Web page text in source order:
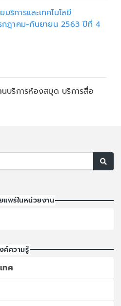
ริการและเทคโนโลยี
กฎาคม-กันยายน 2563 ปีที่ 4
บริการห้องสมุด บริการสื่อ
แพร่ในหน่วยงาน
ค์ความรู้
ทศ